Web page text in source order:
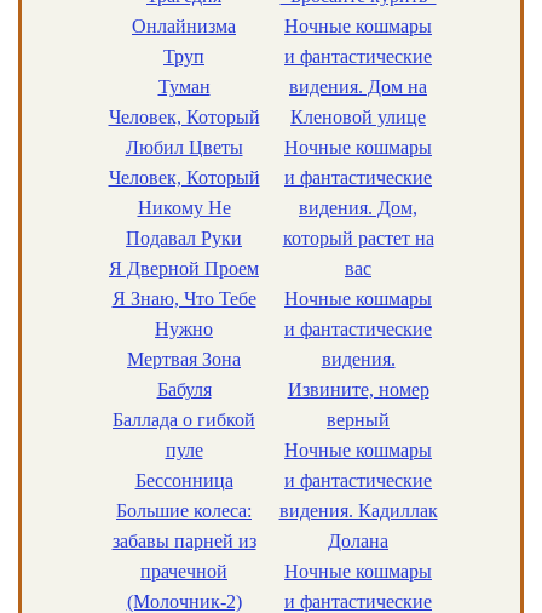
Онлайнизма
Труп
Туман
Человек, Который
Любил Цветы
Человек, Который
Никому Не
Подавал Руки
Я Дверной Проем
Я Знаю, Что Тебе
Нужно
Мертвая Зона
Бабуля
Баллада о гибкой
пуле
Бессонница
Большие колеса:
забавы парней из
прачечной
(Молочник-2)
Ночные кошмары
и фантастические
видения. Дом на
Кленовой улице
Ночные кошмары
и фантастические
видения. Дом,
который растет на
вас
Ночные кошмары
и фантастические
видения.
Извините, номер
верный
Ночные кошмары
и фантастические
видения. Кадиллак
Долана
Ночные кошмары
и фантастические